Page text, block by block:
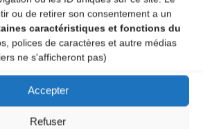
ou de retirer son consentement a un
caractéristiques et fonctions du
polices de caractères et autre médias
ne s'afficheront pas)
Accepter
Refuser
aura lieu le samedi 28 marsà
de l’école de musique (36, route
dans le bâtiment à gauche, juste
morceauxque vous souhaitez
rythmeet si vous vous sentez prêt,